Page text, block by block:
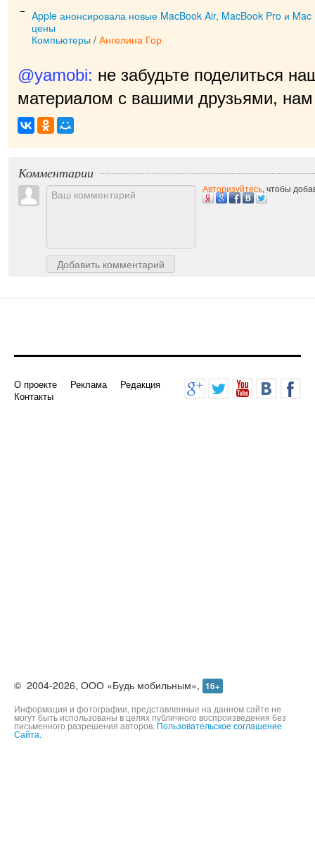
Apple анонсировала новые MacBook Air, MacBook Pro и Mac
цены
Компьютеры / Ангелина Гор
@yamobi: не забудьте поделиться
материалом с вашими друзьями, нам
Комментарии
Добавить комментарий
Авторизуйтесь, чтобы
О проекте Реклама
Редакция
Контакты
© 2004-2026, ООО «Будь мобильным», 16+
Информация и фотографии, представленные на данном сайте не
могут быть использованы в целях публичного воспроизведения без
письменного разрешения авторов. Пользовательское соглашение
Сайта.